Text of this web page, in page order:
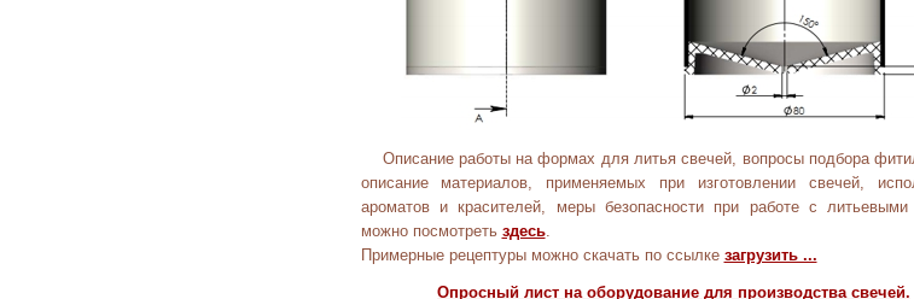
Описание работы на формах для литья свечей, вопросы подбора
описание материалов, применяемых при изготовлении свечей,
ароматов и красителей, меры безопасности при работе с
можно посмотреть здесь.
Примерные рецептуры можно скачать по ссылке загрузить ...
Опросный лист на оборудование для производства свечей.